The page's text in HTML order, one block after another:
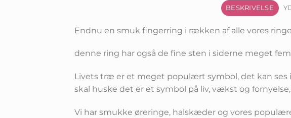
BESKRIVELSE
Endnu en smuk fingerring i rækken af alle vores
denne ring har også de fine sten i siderne meget
Livets træ er et meget populært symbol, det kan
skal huske det er et symbol på liv, vækst og
Vi har smukke øreringe, halskæder og vores